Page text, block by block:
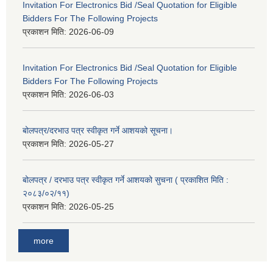
Invitation For Electronics Bid /Seal Quotation for Eligible
Bidders For The Following Projects
प्रकाशन मिति: 2026-06-09
Invitation For Electronics Bid /Seal Quotation for Eligible
Bidders For The Following Projects
प्रकाशन मिति: 2026-06-03
बोलपत्र/दरभाउ पत्र स्वीकृत गर्ने आशयको सूचना।
प्रकाशन मिति: 2026-05-27
बोलपत्र / दरभाउ पत्र स्वीकृत गर्ने आशयको सुचना ( प्रकाशित मिति :
२०८३/०२/११)
प्रकाशन मिति: 2026-05-25
more